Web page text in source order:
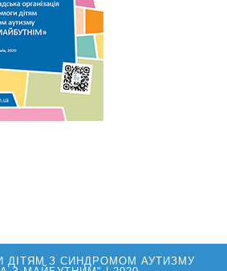
ДІТЯМ З СИНДРОМОМ АУТИЗМУ